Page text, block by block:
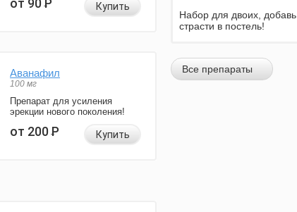
от 90Р Купить
Аванафил
100 мг
Препарат для усиления
эрекции нового поколения!
от 200Р Купить
Набор для двоих, добавь
страсти в постель!
Все препараты